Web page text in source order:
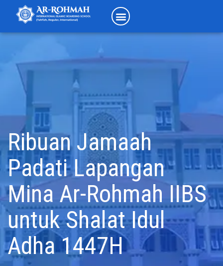
Ribuan Jamaah
Padati Lapangan
Mina Ar-Rohmah IIBS
untuk Shalat Idul
Adha 1447H